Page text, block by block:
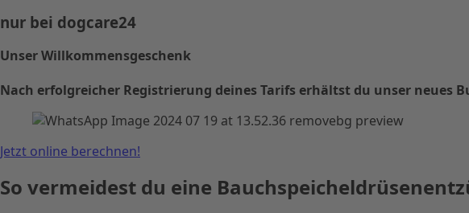
nur bei dogcare24
Unser Willkommensgeschenk
Nach erfolgreicher Registrierung deines Tarifs erhältst du unser neues
Jetzt online berechnen!
So vermeidest du eine